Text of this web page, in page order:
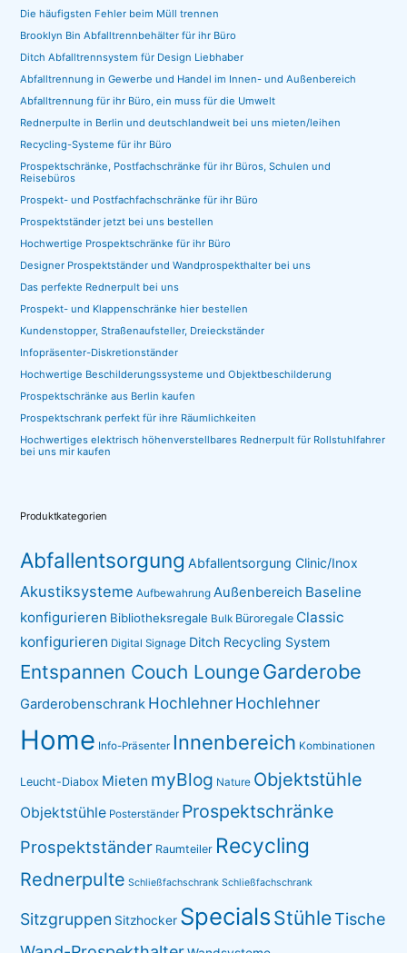
Die häufigsten Fehler beim Müll trennen
Brooklyn Bin Abfalltrennbehälter für ihr Büro
Ditch Abfalltrennsystem für Design Liebhaber
Abfalltrennung in Gewerbe und Handel im Innen- und Außenbereich
Abfalltrennung für ihr Büro, ein muss für die Umwelt
Rednerpulte in Berlin und deutschlandweit bei uns mieten/leihen
Recycling-Systeme für ihr Büro
Prospektschränke, Postfachschränke für ihr Büros, Schulen und
Reisebüros
Prospekt- und Postfachfachschränke für ihr Büro
Prospektständer jetzt bei uns bestellen
Hochwertige Prospektschränke für ihr Büro
Designer Prospektständer und Wandprospekthalter bei uns
Das perfekte Rednerpult bei uns
Prospekt- und Klappenschränke hier bestellen
Kundenstopper, Straßenaufsteller, Dreieckständer
Infopräsenter-Diskretionständer
Hochwertige Beschilderungssysteme und Objektbeschilderung
Prospektschränke aus Berlin kaufen
Prospektschrank perfekt für ihre Räumlichkeiten
Hochwertiges elektrisch höhenverstellbares Rednerpult für Rollstuhlfahrer
bei uns mir kaufen
Produktkategorien
Abfallentsorgung Abfallentsorgung Clinic/Inox
Akustiksysteme Aufbewahrung Außenbereich Baseline
konfigurieren Bibliotheksregale Bulk Büroregale Classic
konfigurieren Digital Signage Ditch Recycling System
Entspannen Couch Lounge Garderobe
Garderobenschrank HochlehnerHochlehner
Home Info-Präsenter Innenbereich Kombinationen
Leucht-Diabox Mieten myBlog Nature Objektstühle
Objektstühle Posterständer Prospektschränke
Prospektständer Raumteiler Recycling
Rednerpulte Schließfachschrank Schließfachschrank
Sitzgruppen Sitzhocker SpecialsStühleTische